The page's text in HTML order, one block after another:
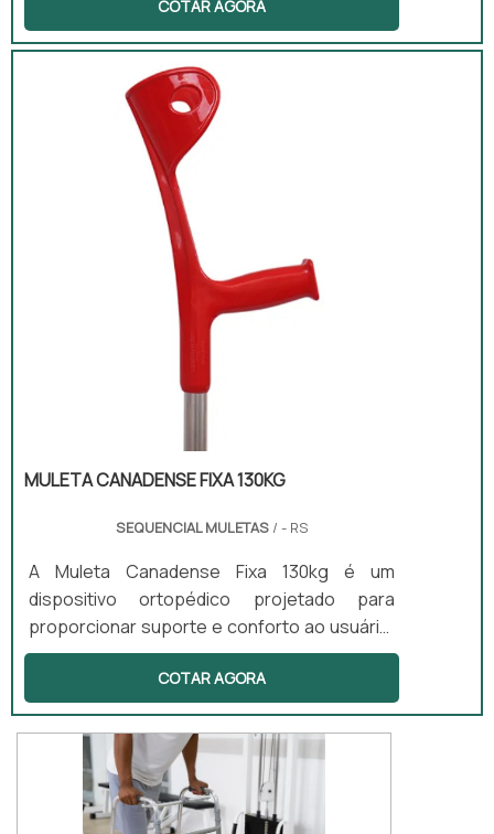
canadense é apoiada no antebraço,
oferecendo maior liberdade de movimento e
indicada para uso prolongado. Já a muleta
axilar é apoiada sob as axilas e costuma ser
recomendada para uso temporário,
proporcionando maior sustentação do peso
corporal durante a marcha. Ambos os
modelos são ajustáveis em altura, leves,
resistentes e fabricados com materiais
como alumínio anodizado. Entre os
benefícios estão a melhora na autonomia do
usuário, o apoio seguro durante a
COTAR AGORA
MULETA CANADENSE FIXA 130KG
SEQUENCIAL MULETAS / - RS
A Muleta Canadense Fixa 130kg é um
dispositivo ortopédico projetado para
proporcionar suporte e conforto ao usuário.
Este modelo possui apoio de antebraço, o
que aumenta a estabilidade e o conforto
durante o uso. É ideal para pessoas que
necessitam de um auxílio na locomoção,
especialmente aquelas com lesões ou
deficiências permanentes, permitindo um
uso prolongado e maior mobilidade. O design
COTAR AGORA